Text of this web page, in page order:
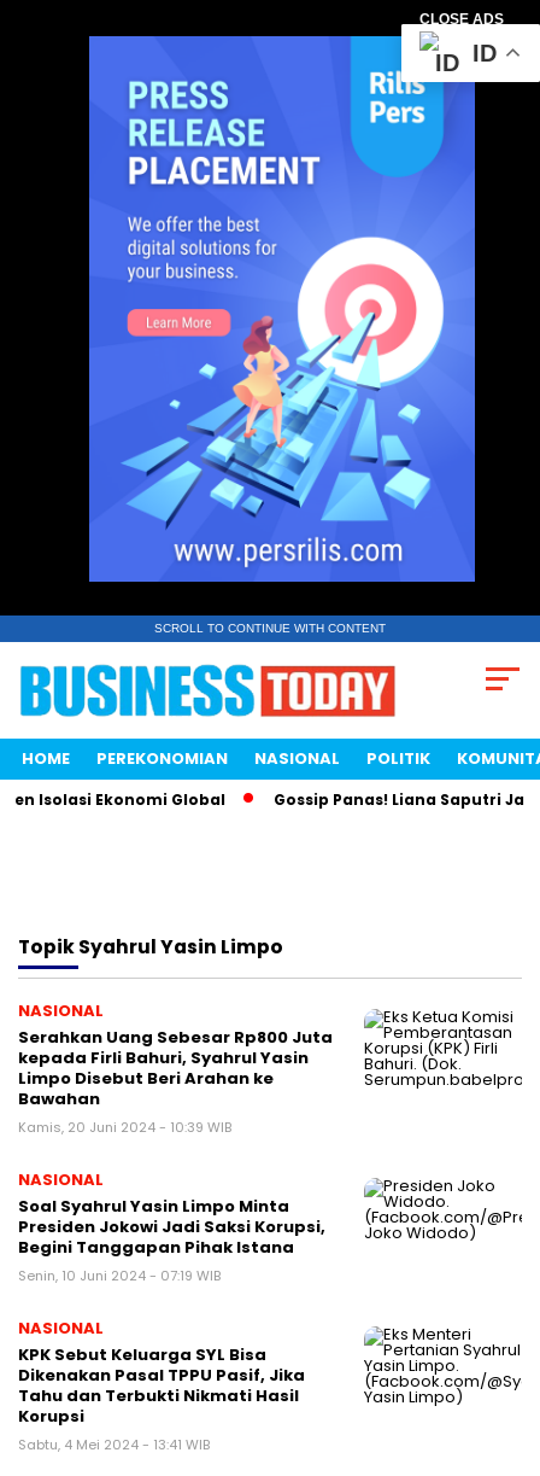
CLOSE ADS
SCROLL TO CONTINUE WITH CONTENT
HOME PEREKONOMIAN NASIONAL POLITIK
Isolasi Ekonomi Global Gossip Panas! Liana Saputri Jadi
TopikSyahrul Yasin Limpo
NASIONAL
Serahkan Uang Sebesar Rp800 Juta
kepada Firli Bahuri, Syahrul Yasin
Limpo Disebut Beri Arahan ke
Bawahan
Kamis, 20 Juni 2024 - 10:39 WIB
NASIONAL
Soal Syahrul Yasin Limpo Minta
Presiden Jokowi Jadi Saksi Korupsi,
Begini Tanggapan Pihak Istana
Senin, 10 Juni 2024 - 07:19 WIB
NASIONAL
KPK Sebut Keluarga SYL Bisa
Dikenakan Pasal TPPU Pasif, Jika
Tahu dan Terbukti Nikmati Hasil
Korupsi
Sabtu, 4 Mei 2024 - 13:41 WIB
ID